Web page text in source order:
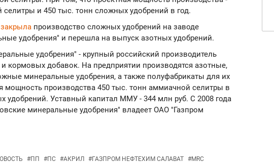
и 450 тыс. тонн сложных удобрений в год.
закрыла производство сложных удобрений на заводе
удобрения" и перешла на выпуск азотных удобрений.
удобрения" - крупный российский производитель
кормовых добавок. На предприятии производятся азотные,
минеральные удобрения, а также полуфабрикаты для их
мощность производства 450 тыс. тонн аммиачной селитры в
удобрений. Уставный капитал ММУ - 344 млн руб. С 2008 года
минеральные удобрения" владеет ОАО "Газпром
#ПП #ПС #АКРИЛ #ГАЗПРОМ НЕФТЕХИМ САЛАВАТ #MRC